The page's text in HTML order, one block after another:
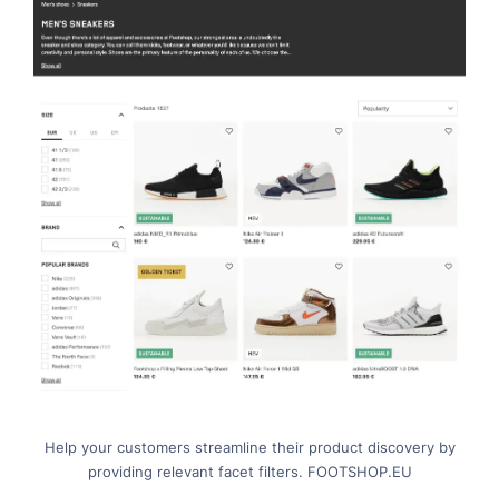
Help your customers streamline their product discovery by
providing relevant facet filters. FOOTSHOP.EU